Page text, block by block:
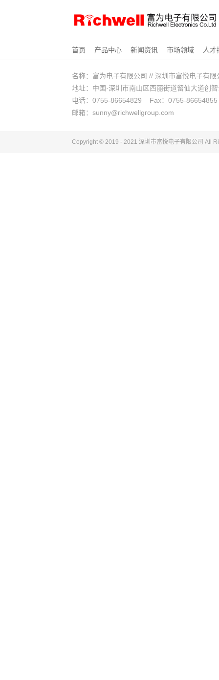
首页 产品中心 新闻资讯 市场领域 人才
名称：富为电子有限公司 // 深圳市富悦电子有限
地址：中国·深圳市南山区西丽街道留仙大道创
电话：0755-86654829 Fax：0755-86654855
邮箱：sunny@richwellgroup.com
Copyright © 2019 - 2021 深圳市富悦电子有限公司 All